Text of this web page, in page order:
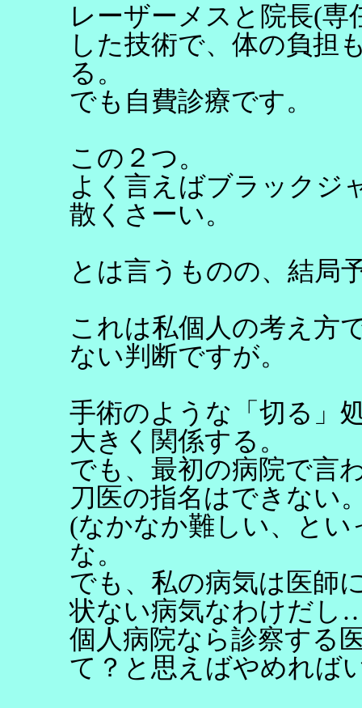
レーザーメスと院長(
した技術で、体の負担
る。
でも自費診療です。
この２つ。
よく言えばブラックジ
散くさーい。
とは言うものの、結局
これは私個人の考え方
ない判断ですが。
手術のような「切る」
大きく関係する。
でも、最初の病院で言
刀医の指名はできない
(なかなか難しい、と
な。
でも、私の病気は医師
状ない病気なわけだ
個人病院なら診察する
て？と思えばやめれば